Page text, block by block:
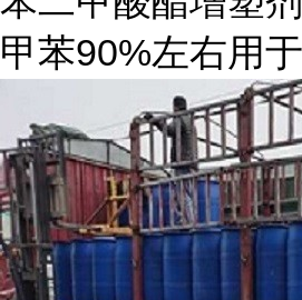
甲苯90%左右用